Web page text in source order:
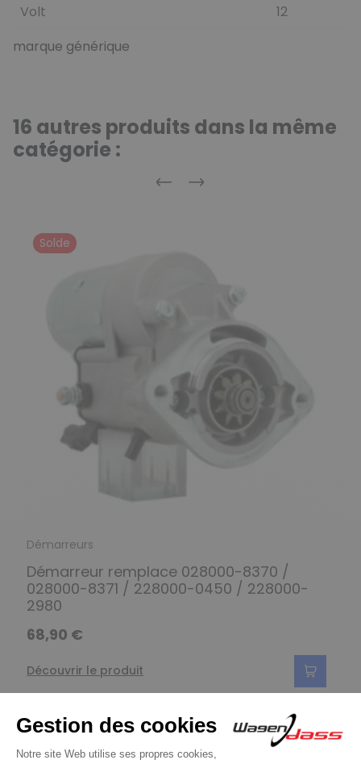
Volt
12
marque générique
16 autres produits dans la même
catégorie :
Précédent
Suivant
Solde
Démarreurs
Démarreur remplace 028000-8370 /
028000-8371 / 228000-0450 / 228000-
2980
68,90 €
Découvrir le produit